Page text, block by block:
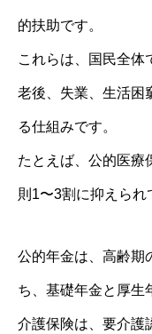
的扶助です。
これらは、国民全体
老後、失業、生活困
る仕組みです。
たとえば、公的医療
則1〜3割に抑えられ
公的年金は、高齢期
ち、基礎年金と厚生
介護保険は、要介護